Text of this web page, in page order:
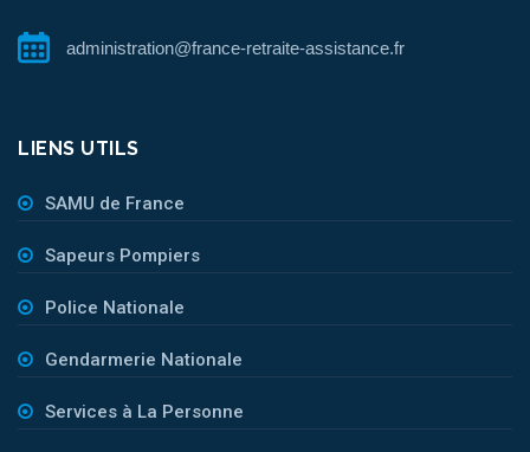
administration@france-retraite-assistance.fr
LIENS UTILS
SAMU de France
Sapeurs Pompiers
Police Nationale
Gendarmerie Nationale
Services à La Personne